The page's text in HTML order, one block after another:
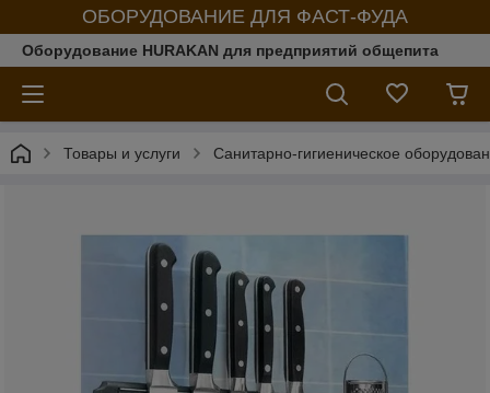
ОБОРУДОВАНИЕ ДЛЯ ФАСТ-ФУДА
Оборудование HURAKAN для предприятий общепита
Товары и услуги Санитарно-гигиеническое